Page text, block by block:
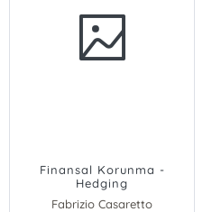
Finansal Korunma -
Hedging
Fabrizio Casaretto